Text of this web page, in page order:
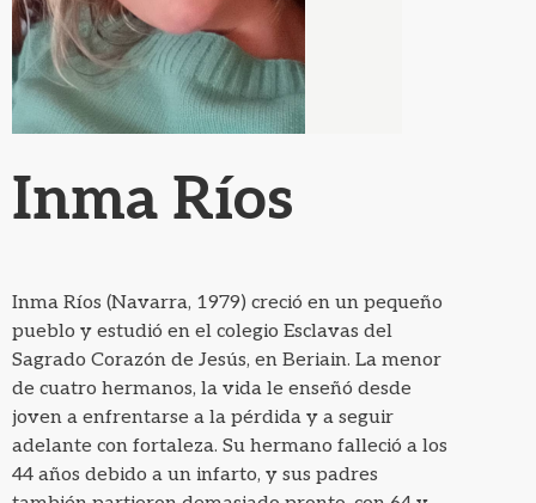
Inma Ríos
Inma Ríos (Navarra, 1979) creció en un pequeño
pueblo y estudió en el colegio Esclavas del
Sagrado Corazón de Jesús, en Beriain. La menor
de cuatro hermanos, la vida le enseñó desde
joven a enfrentarse a la pérdida y a seguir
adelante con fortaleza. Su hermano falleció a los
44 años debido a un infarto, y sus padres